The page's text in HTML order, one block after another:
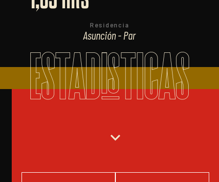
Residencia
Asunción - Par
ESTADISTICAS
expand_more